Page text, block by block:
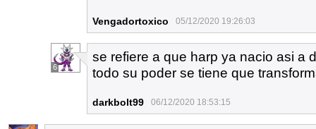
Vengadortoxico 05/12/2020 19:26:03
6
se refiere a que harp ya nacio asi a
todo su poder se tiene que
darkbolt99 06/12/2020 18:53:15